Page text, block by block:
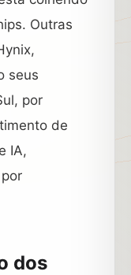
Outras
seus
por
de
IA,
dos